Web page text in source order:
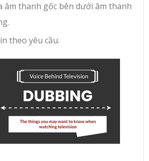
âm thanh gốc bên dưới âm thanh
theo yêu cầu.